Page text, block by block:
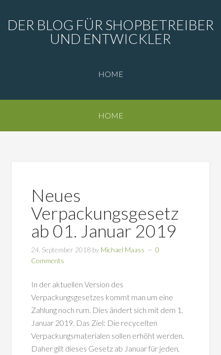
DER BLOG FÜR SHOPBETREIBER
UND ENTWICKLER
HOME
HOME
Neues
Verpackungsgesetz
ab 01. Januar 2019
24. September 2018 by Michael Maass
0
Comments
In der aktuellen Version des
Verpackungsgesetzes kommt man um eine
Zahlung noch rum. Dies ändert sich mit dem 1.
Januar 2019. Das Ziel: Die recycelten
Verpackungsmaterialen sollen erhöht werden.
Daher gilt dieses Gesetz ab Januar für jeden,